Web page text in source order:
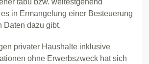
tabu bzw. weitestgehend
in Ermangelung einer Besteuerung
Daten dazu gibt.
privater Haushalte inklusive
ohne Erwerbszweck hat sich